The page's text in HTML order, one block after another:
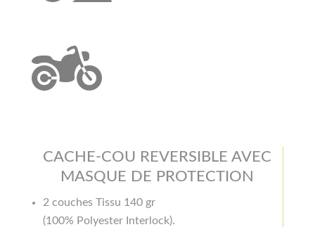
CACHE-COU REVERSIBLE AVEC
MASQUE DE PROTECTION
2 couches Tissu 140 gr
(100% Polyester Interlock).